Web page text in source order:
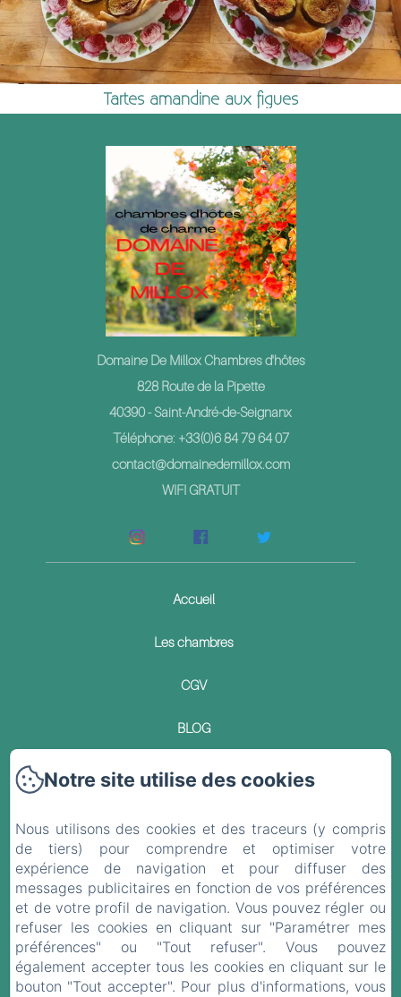
Tartes amandine aux figues
Domaine De Millox Chambres d'hôtes
828 Route de la Pipette
40390 - Saint-André-de-Seignanx
Téléphone: +33(0)6 84 79 64 07
contact@domainedemillox.com
WIFI GRATUIT
Accueil
Les chambres
CGV
BLOG
Contact
Informations légales
Informations sur les cookies
EN FR ES DE
Notre site utilise des cookies
Nous utilisons des cookies et des traceurs (y compris
de tiers) pour comprendre et optimiser votre
expérience de navigation et pour diffuser des
messages publicitaires en fonction de vos préférences
et de votre profil de navigation. Vous pouvez régler ou
refuser les cookies en cliquant sur "Paramétrer mes
préférences" ou "Tout refuser". Vous pouvez
également accepter tous les cookies en cliquant sur le
bouton "Tout accepter". Pour plus d'informations, vous